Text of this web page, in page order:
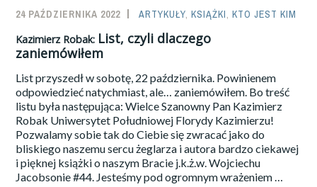
24 PAŹDZIERNIKA 2022
SAILOR-
ADMIN
ARTYKUŁY,KSIĄŻKI,KTO JEST KIM
Kazimierz Robak: List, czyli dlaczego
zaniemówiłem
List przyszedł w sobotę, 22 października. Powinienem
odpowiedzieć natychmiast, ale… zaniemówiłem. Bo treść
listu była następująca: Wielce Szanowny Pan Kazimierz
Robak Uniwersytet Południowej Florydy Kazimierzu!
Pozwalamy sobie tak do Ciebie się zwracać jako do
bliskiego naszemu sercu żeglarza i autora bardzo ciekawej
i pięknej książki o naszym Bracie j.k.ż.w. Wojciechu
Jacobsonie #44. Jesteśmy pod ogromnym wrażeniem …